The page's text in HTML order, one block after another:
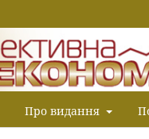
Про видання